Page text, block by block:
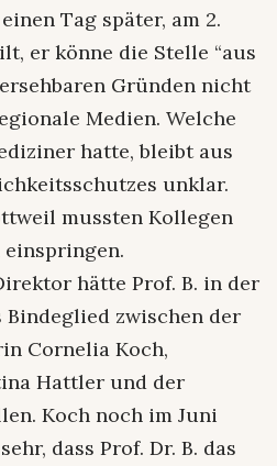
Tag später, am 2.
er könne die Stelle “aus
Gründen nicht
Medien. Welche
hatte, bleibt aus
unklar.
mussten Kollegen
hätte Prof. B. in der
zwischen der
Cornelia Koch,
Hattler und der
Koch noch im Juni
dass Prof. Dr. B. das